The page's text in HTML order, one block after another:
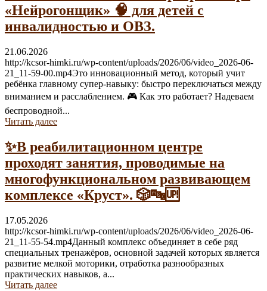
«Нейрогонщик» 🧠 для детей с
инвалидностью и ОВЗ.
21.06.2026
http://kcsor-himki.ru/wp-content/uploads/2026/06/video_2026-06-
21_11-59-00.mp4Это инновационный метод, который учит
ребёнка главному супер-навыку: быстро переключаться между
вниманием и расслаблением. 🎮 Как это работает? Надеваем
беспроводной...
Читать далее
✨В реабилитационном центре
проходят занятия, проводимые на
многофункциональном развивающем
комплексе «Круст». 🎲🔤🆙
17.05.2026
http://kcsor-himki.ru/wp-content/uploads/2026/06/video_2026-06-
21_11-55-54.mp4Данный комплекс объединяет в себе ряд
специальных тренажёров, основной задачей которых является
развитие мелкой моторики, отработка разнообразных
практических навыков, а...
Читать далее